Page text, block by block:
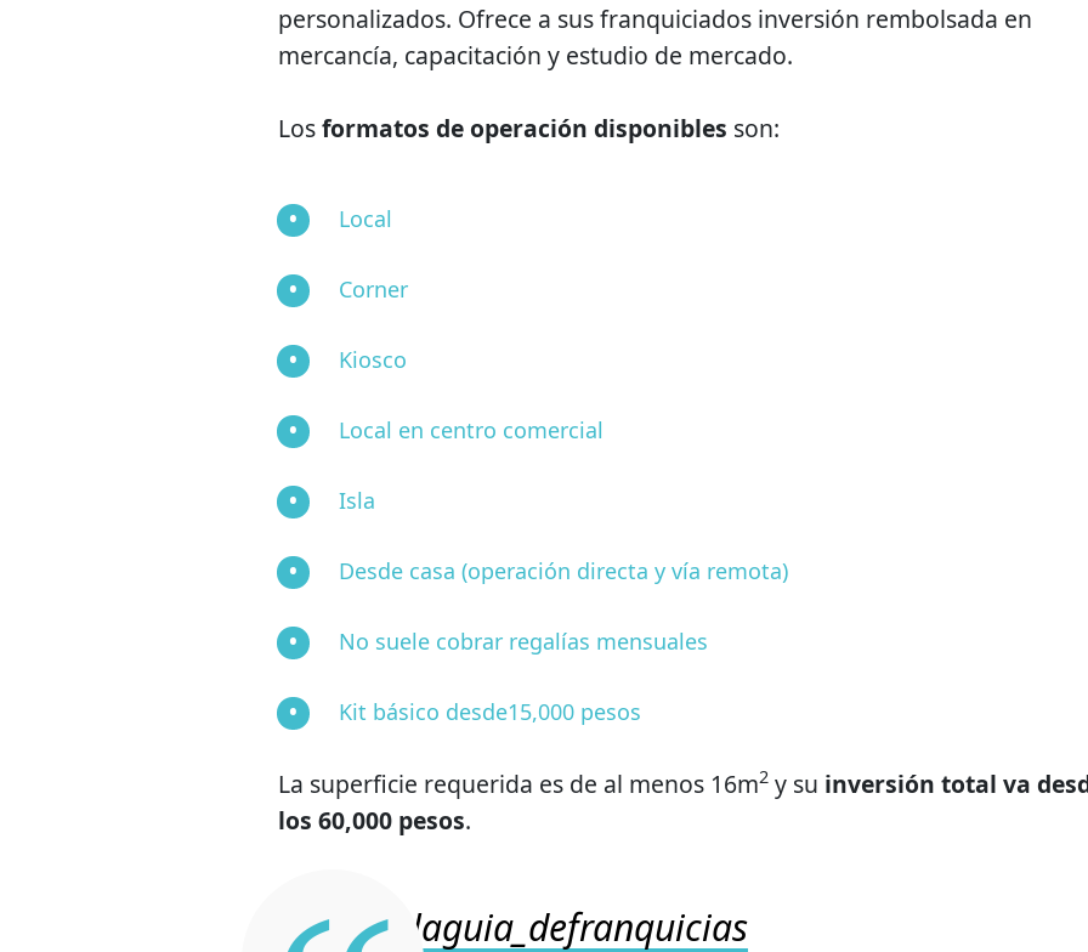
personalizados. Ofrece a sus franquiciados inversión rembolsada en
mercancía, capacitación y estudio de mercado.
Losformatos de operación disponibles son:
Local
Corner
Kiosco
Local en centro comercial
Isla
Desde casa (operación directa y vía remota)
No suele cobrar regalías mensuales
Kit básico desde15,000 pesos
La superficie requerida es de al menos 16m2 y su inversión total va
los 60,000 pesos.
@laguia_defranquicias